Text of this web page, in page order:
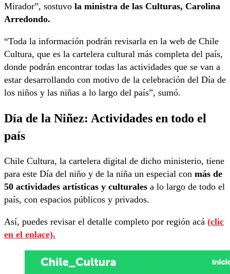
Mirador”, sostuvo la ministra de las Culturas, Carolina
Arredondo.
“Toda la información podrán revisarla en la web de Chile
Cultura, que es la cartelera cultural más completa del país,
donde podrán encontrar todas las actividades que se van a
estar desarrollando con motivo de la celebración del Día de
los niños y las niñas a lo largo del país”, sumó.
Día de la Niñez: Actividades en todo el
país
Chile Cultura, la cartelera digital de dicho ministerio, tiene
para este Día del niño y de la niña un especial con más de
50 actividades artísticas y culturales a lo largo de todo el
país, con espacios públicos y privados.
Así, puedes revisar el detalle completo por región acá (clic
en el enlace).